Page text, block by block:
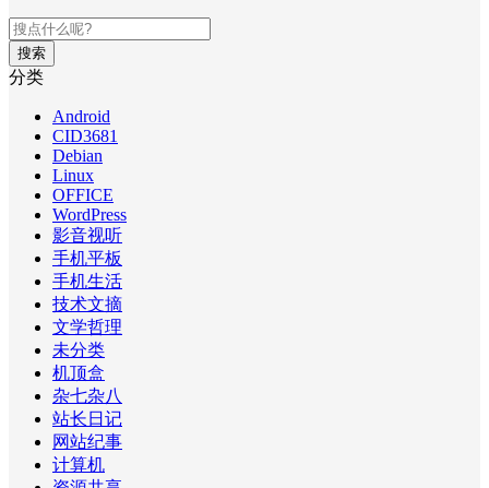
搜索
分类
Android
CID3681
Debian
Linux
OFFICE
WordPress
影音视听
手机平板
手机生活
技术文摘
文学哲理
未分类
机顶盒
杂七杂八
站长日记
网站纪事
计算机